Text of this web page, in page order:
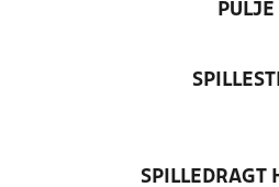
PULJE
SPILLEDRAGT